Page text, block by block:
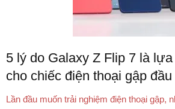
5 lý do Galaxy Z Flip 7 là
cho chiếc điện thoại gập
Lần đầu muốn trải nghiệm điện thoại gập,